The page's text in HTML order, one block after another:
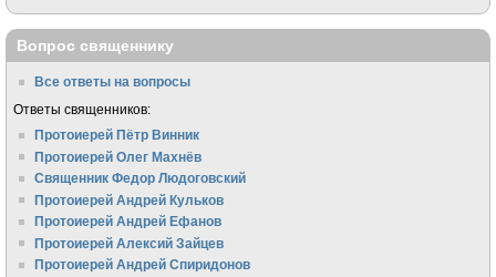
Вопрос священнику
Все ответы на вопросы
Ответы священников:
Протоиерей Пётр Винник
Протоиерей Олег Махнёв
Священник Федор Людоговский
Протоиерей Андрей Кульков
Протоиерей Андрей Ефанов
Протоиерей Алексий Зайцев
Протоиерей Андрей Спиридонов